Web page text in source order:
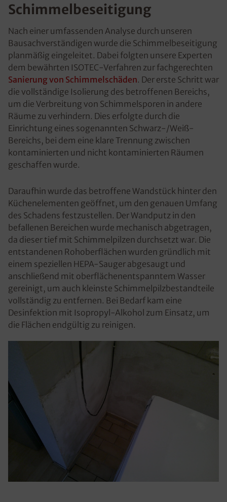
Schimmelbeseitigung
Nach einer umfassenden Analyse durch unseren
Bausachverständigen wurde die Schimmelbeseitigung
planmäßig eingeleitet. Dabei folgten unsere Experten
dem bewährten ISOTEC-Verfahren zur fachgerechten
Sanierung von Schimmelschäden. Der erste Schritt war
die vollständige Isolierung des betroffenen Bereichs,
um die Verbreitung von Schimmelsporen in andere
Räume zu verhindern. Dies erfolgte durch die
Einrichtung eines sogenannten Schwarz-/Weiß-
Bereichs, bei dem eine klare Trennung zwischen
kontaminierten und nicht kontaminierten Räumen
geschaffen wurde.
Daraufhin wurde das betroffene Wandstück hinter den
Küchenelementen geöffnet, um den genauen Umfang
des Schadens festzustellen. Der Wandputz in den
befallenen Bereichen wurde mechanisch abgetragen,
da dieser tief mit Schimmelpilzen durchsetzt war. Die
entstandenen Rohoberflächen wurden gründlich mit
einem speziellen HEPA-Sauger abgesaugt und
anschließend mit oberflächenentspanntem Wasser
gereinigt, um auch kleinste Schimmelpilzbestandteile
vollständig zu entfernen. Bei Bedarf kam eine
Desinfektion mit Isopropyl-Alkohol zum Einsatz, um
die Flächen endgültig zu reinigen.